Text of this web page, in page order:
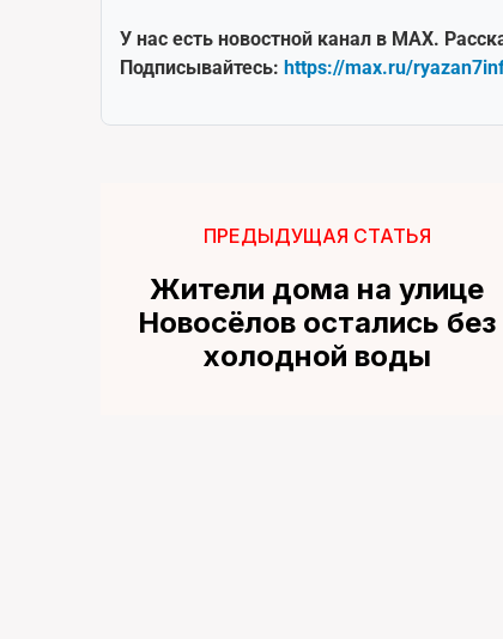
У нас есть новостной канал в MAX.
Подписывайтесь: https://max.ru/
ПРЕДЫДУЩАЯ СТАТЬЯ
Жители дома на улице
Новосёлов остались без
холодной воды